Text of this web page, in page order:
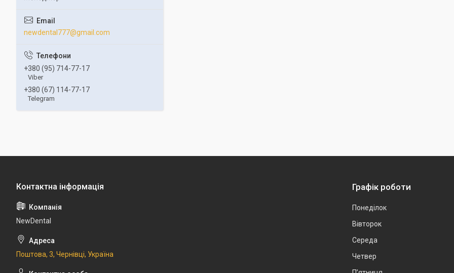
newdental777@gmail.com
+380 (95) 714-77-17
Viber
+380 (67) 114-77-17
Telegram
NewDental
Поштова, 3, Чернівці, Україна
Графік роботи
Понеділок
Вівторок
Середа
Четвер